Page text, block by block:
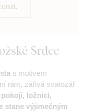
Srdce
s motivem
rám, zářivá svatozář
ložnici,
stane výjimečným